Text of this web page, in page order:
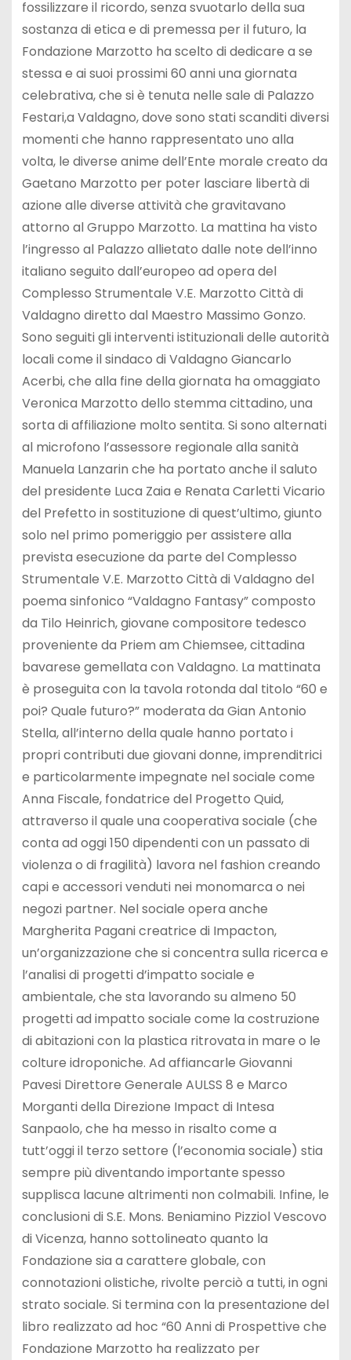
fossilizzare il ricordo, senza svuotarlo della sua
sostanza di etica e di premessa per il futuro, la
Fondazione Marzotto ha scelto di dedicare a se
stessa e ai suoi prossimi 60 anni una giornata
celebrativa, che si è tenuta nelle sale di Palazzo
Festari,a Valdagno, dove sono stati scanditi diversi
momenti che hanno rappresentato uno alla
volta, le diverse anime dell’Ente morale creato da
Gaetano Marzotto per poter lasciare libertà di
azione alle diverse attività che gravitavano
attorno al Gruppo Marzotto. La mattina ha visto
l’ingresso al Palazzo allietato dalle note dell’inno
italiano seguito dall’europeo ad opera del
Complesso Strumentale V.E. Marzotto Città di
Valdagno diretto dal Maestro Massimo Gonzo.
Sono seguiti gli interventi istituzionali delle autorità
locali come il sindaco di Valdagno Giancarlo
Acerbi, che alla fine della giornata ha omaggiato
Veronica Marzotto dello stemma cittadino, una
sorta di affiliazione molto sentita. Si sono alternati
al microfono l’assessore regionale alla sanità
Manuela Lanzarin che ha portato anche il saluto
del presidente Luca Zaia e Renata Carletti Vicario
del Prefetto in sostituzione di quest’ultimo, giunto
solo nel primo pomeriggio per assistere alla
prevista esecuzione da parte del Complesso
Strumentale V.E. Marzotto Città di Valdagno del
poema sinfonico “Valdagno Fantasy” composto
da Tilo Heinrich, giovane compositore tedesco
proveniente da Priem am Chiemsee, cittadina
bavarese gemellata con Valdagno. La mattinata
è proseguita con la tavola rotonda dal titolo “60 e
poi? Quale futuro?” moderata da Gian Antonio
Stella, all’interno della quale hanno portato i
propri contributi due giovani donne, imprenditrici
e particolarmente impegnate nel sociale come
Anna Fiscale, fondatrice del Progetto Quid,
attraverso il quale una cooperativa sociale (che
conta ad oggi 150 dipendenti con un passato di
violenza o di fragilità) lavora nel fashion creando
capi e accessori venduti nei monomarca o nei
negozi partner. Nel sociale opera anche
Margherita Pagani creatrice di Impacton,
un’organizzazione che si concentra sulla ricerca e
l’analisi di progetti d’impatto sociale e
ambientale, che sta lavorando su almeno 50
progetti ad impatto sociale come la costruzione
di abitazioni con la plastica ritrovata in mare o le
colture idroponiche. Ad affiancarle Giovanni
Pavesi Direttore Generale AULSS 8 e Marco
Morganti della Direzione Impact di Intesa
Sanpaolo, che ha messo in risalto come a
tutt’oggi il terzo settore (l’economia sociale) stia
sempre più diventando importante spesso
supplisca lacune altrimenti non colmabili. Infine, le
conclusioni di S.E. Mons. Beniamino Pizziol Vescovo
di Vicenza, hanno sottolineato quanto la
Fondazione sia a carattere globale, con
connotazioni olistiche, rivolte perciò a tutti, in ogni
strato sociale. Si termina con la presentazione del
libro realizzato ad hoc “60 Anni di Prospettive che
Fondazione Marzotto ha realizzato per